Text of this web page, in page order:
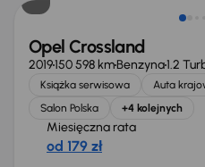
Opel Crossland
2019150 598 kmBenzyna1.2
Książka serwisowa Auta
Salon Polska
+4 kolejnych
Miesięczna rata
od 179 zł